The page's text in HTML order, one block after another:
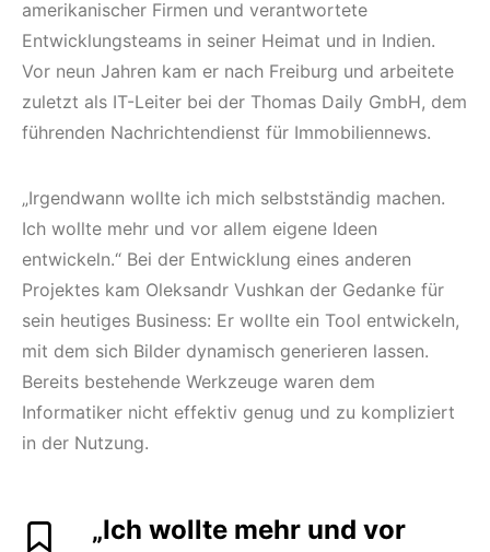
amerikanischer Firmen und verantwortete
Entwicklungsteams in seiner Heimat und in Indien.
Vor neun Jahren kam er nach Freiburg und arbeitete
zuletzt als IT-Leiter bei der Thomas Daily GmbH, dem
führenden Nachrichtendienst für Immobiliennews.
„Irgendwann wollte ich mich selbstständig machen.
Ich wollte mehr und vor allem eigene Ideen
entwickeln.“ Bei der Entwicklung eines anderen
Projektes kam Oleksandr Vushkan der Gedanke für
sein heutiges Business: Er wollte ein Tool entwickeln,
mit dem sich Bilder dynamisch generieren lassen.
Bereits bestehende Werkzeuge waren dem
Informatiker nicht effektiv genug und zu kompliziert
in der Nutzung.
„Ich wollte mehr und vor